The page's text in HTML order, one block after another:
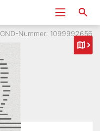
GND-Nummer: 1099992656